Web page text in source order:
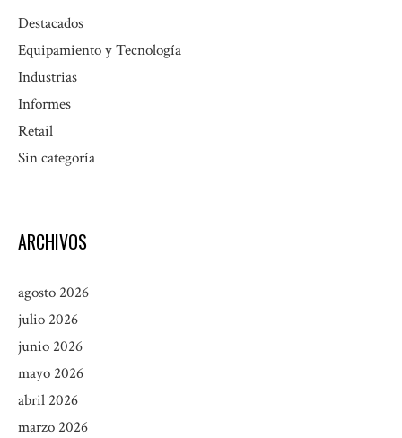
Destacados
Equipamiento y Tecnología
Industrias
Informes
Retail
Sin categoría
ARCHIVOS
agosto 2026
julio 2026
junio 2026
mayo 2026
abril 2026
marzo 2026